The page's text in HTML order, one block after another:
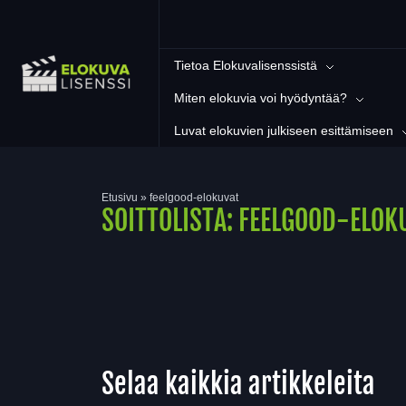
Tietoa Elokuvalisenssistä
Miten elokuvia voi hyödyntää?
Luvat elokuvien julkiseen esittämiseen
Etusivu » feelgood-elokuvat
SOITTOLISTA: FEELGOOD-
Selaa kaikkia artikkeleita